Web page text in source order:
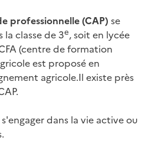
professionnelle(CAP) se
la classe de 3e, soit en lycée
(centre de formation
est proposé en
agricole.Il existe près
dans la vie active ou